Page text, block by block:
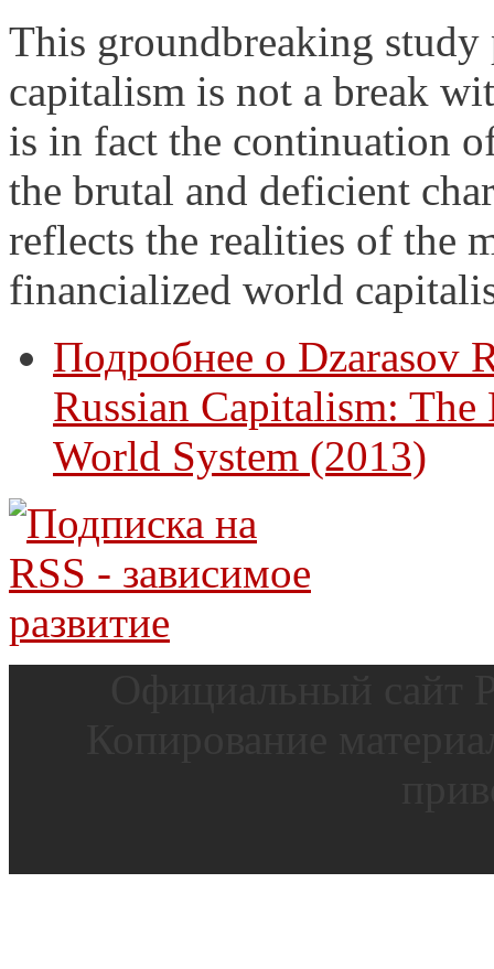
This groundbreaking study
capitalism is not a break
is in fact the continuation
the brutal and deficient
reflects the realities of the
financialized world
Подробнее о Dzarasov
Russian Capitalism:
World System (2013)